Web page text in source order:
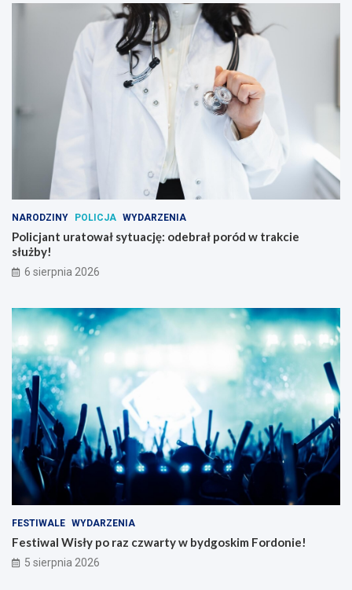
NARODZINY POLICJA WYDARZENIA
Policjant uratował sytuację: odebrał poród w trakcie
służby!
6 sierpnia 2026
FESTIWALE WYDARZENIA
Festiwal Wisły po raz czwarty w bydgoskim Fordonie!
5 sierpnia 2026